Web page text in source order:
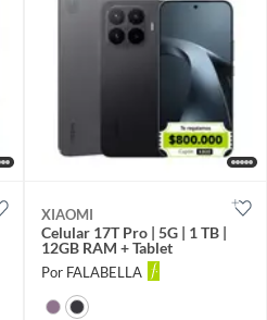
XIAOMI
Celular 17T Pro | 5G | 1 TB |
12GB RAM + Tablet
Por FALABELLA